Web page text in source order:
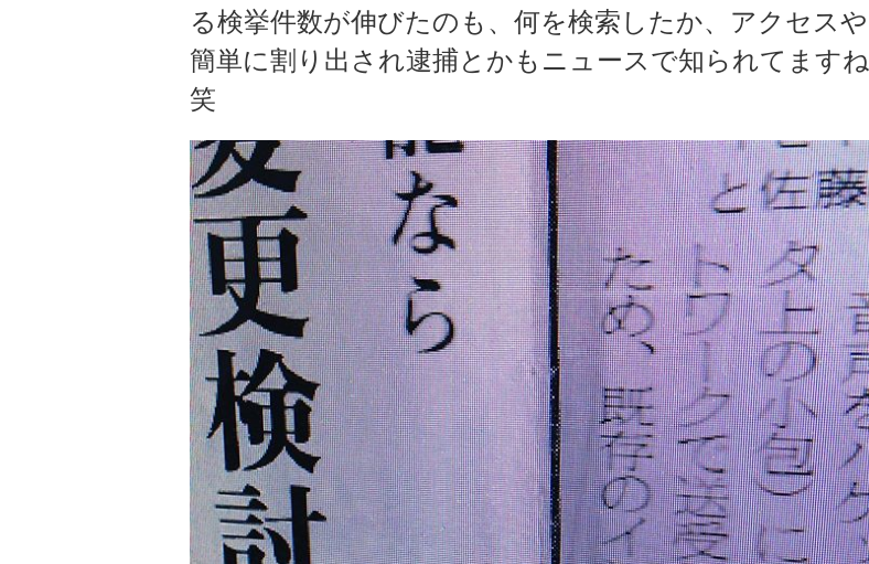
る検挙件数が伸びたのも、何を検索したか、アクセスや
簡単に割り出され逮捕とかもニュースで知られてますね
笑